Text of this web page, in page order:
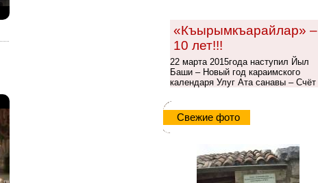
«Къырымкъарайлар» –
10 лет!!!
22 марта 2015года наступил Йыл
Баши – Новый год караимского
календаря Улуг Ата санавы – Счёт
Свежие фото